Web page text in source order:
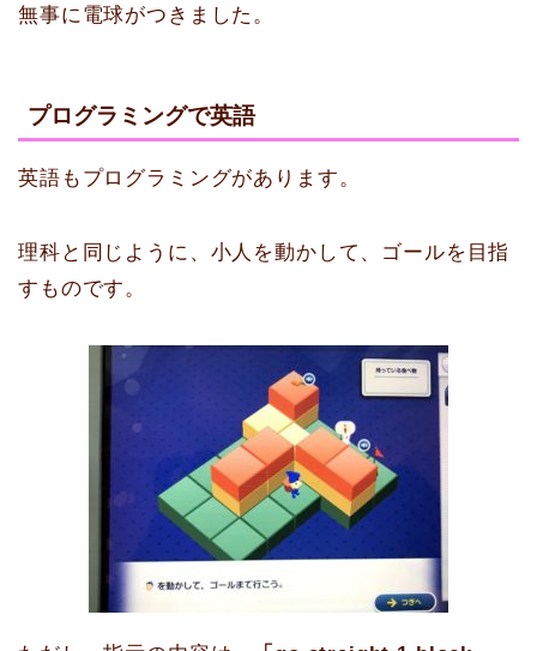
無事に電球がつきました。
プログラミングで英語
英語もプログラミングがあります。
理科と同じように、小人を動かして、ゴールを目指
すものです。